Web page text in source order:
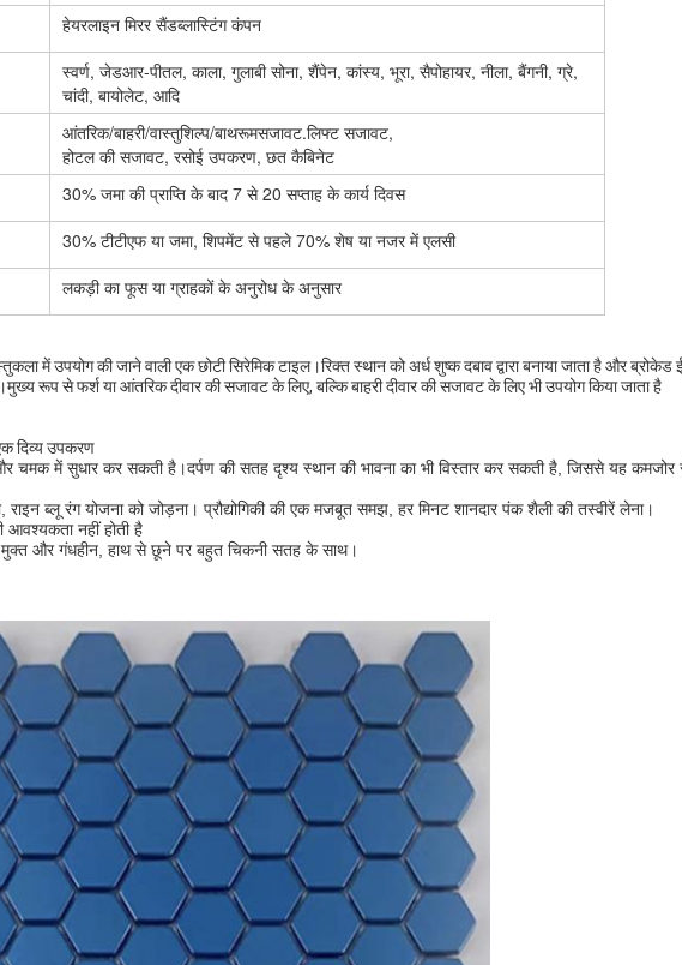
हेयरलाइन मिरर सैंडब्लास्टिंग कंपन
स्वर्ण, जेडआर-पीतल, काला, गुलाबी सोना, शैंपेन, कांस्य, भूरा, सैपोहायर, नीला, बैंगनी, ग्रे,
चांदी, बायोलेट, आदि
आंतरिक/बाहरी/वास्तुशिल्प/बाथरूमसजावट.लिफ्ट सजावट,
होटल की सजावट, रसोई उपकरण, छत कैबिनेट
30% जमा की प्राप्ति के बाद 7 से 20 सप्ताह के कार्य दिवस
30% टीटीएफ या जमा, शिपमेंट से पहले 70% शेष या नजर में एलसी
लकड़ी का फूस या ग्राहकों के अनुरोध के अनुसार
में उपयोग की जाने वाली एक छोटी सिरेमिक टाइल।रिक्त स्थान को अर्ध शुष्क दबाव द्वारा बनाया जाता है और
रूप से फर्श या आंतरिक दीवार की सजावट के लिए, बल्कि बाहरी दीवार की सजावट के लिए भी उपयोग किया जाता है
दिव्य उपकरण
में सुधार कर सकती है।दर्पण की सतह दृश्य स्थान की भावना का भी विस्तार कर सकती है, जिससे यह कमजोर
ब्लू रंग योजना को जोड़ना। प्रौद्योगिकी की एक मजबूत समझ, हर मिनट शानदार पंक शैली की तस्वीरें लेना।
नहीं होती है
मुक्त और गंधहीन, हाथ से छूने पर बहुत चिकनी सतह के साथ।